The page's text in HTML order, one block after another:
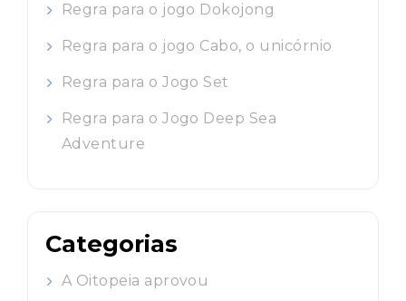
Regra para o jogo Dokojong
Regra para o jogo Cabo, o unicórnio
Regra para o Jogo Set
Regra para o Jogo Deep Sea
Adventure
Categorias
A Oitopeia aprovou